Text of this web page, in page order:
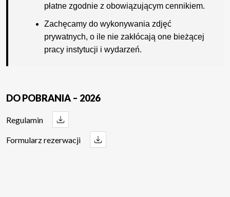
płatne zgodnie z obowiązującym cennikiem.
Zachęcamy do wykonywania zdjęć
prywatnych, o ile nie zakłócają one bieżącej
pracy instytucji i wydarzeń.
DO POBRANIA – 2026
Regulamin
Formularz rezerwacji